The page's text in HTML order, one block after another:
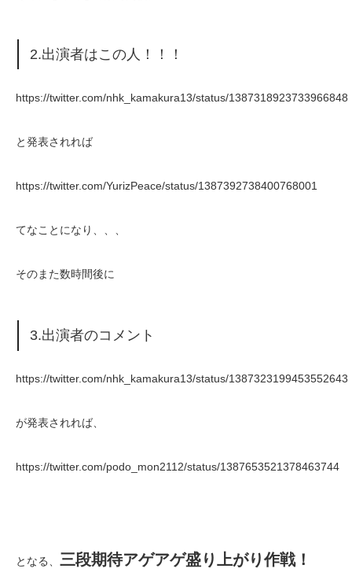
2.出演者はこの人！！！
https://twitter.com/nhk_kamakura13/status/1387318923733966848
と発表されれば
https://twitter.com/YurizPeace/status/1387392738400768001
てなことになり、、、
そのまた数時間後に
3.出演者のコメント
https://twitter.com/nhk_kamakura13/status/1387323199453552643
が発表されれば、
https://twitter.com/podo_mon2112/status/1387653521378463744
となる、 三段期待アゲアゲ盛り上がり作戦！